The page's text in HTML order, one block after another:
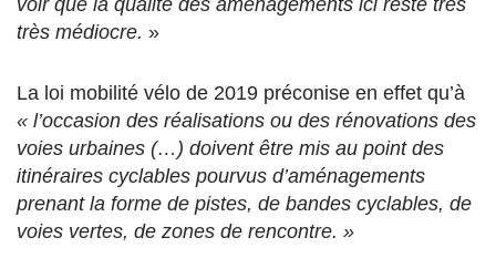
voir que la qualité des aménagements ici reste très
très médiocre. »
La loi mobilité vélo de 2019 préconise en effet qu’à
« l’occasion des réalisations ou des rénovations des
voies urbaines (…) doivent être mis au point des
itinéraires cyclables pourvus d’aménagements
prenant la forme de pistes, de bandes cyclables, de
voies vertes, de zones de rencontre. »